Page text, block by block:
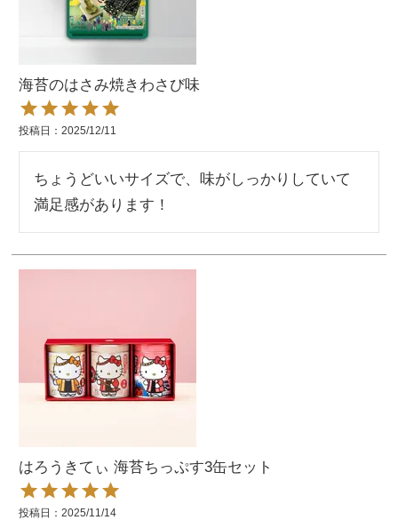
海苔のはさみ焼きわさび味
投稿日 2025/12/11
ちょうどいいサイズで、味がしっかりしていて
満足感があります！
はろうきてぃ 海苔ちっぷす3缶セット
投稿日 2025/11/14